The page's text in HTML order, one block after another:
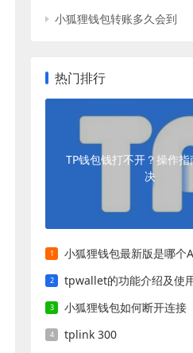
小狐狸钱包转账多久会到
热门排行
TP钱包钱打不开？操作
决
小狐狸钱包最新版是哪个
tpwallet的功能介绍及使
小狐狸钱包如何断开连接
tplink 300